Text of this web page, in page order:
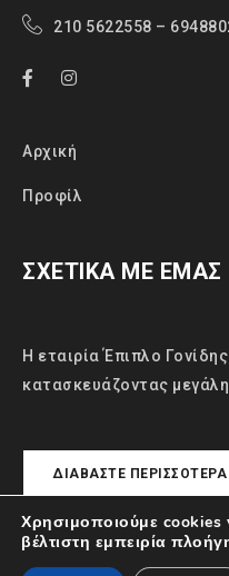
210 5622558 –
Αρχική
Προφίλ
ΣΧΕΤΙΚΑ ΜΕ ΕΜΑΣ
Η εταιρία Έπιπλο
κατασκευάζοντας
ΔΙΑΒΆΣΤΕ ΠΕΡΙΣΣΌΤΕΡΑ
© Έπιπλα
Χρησιμοποιούμε
βέλτιστη εμπειρία